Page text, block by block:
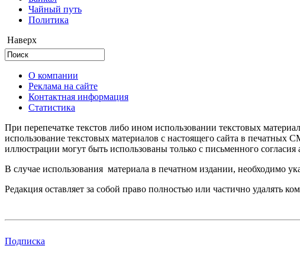
Чайный путь
Политика
Наверх
О компании
Реклама на сайте
Контактная информация
Статистика
При перепечатке текстов либо ином использовании текстовых
использование текстовых материалов с настоящего сайта в
иллюстрации могут быть использованы только с письменного
В случае использования материала в печатном издании, необходимо
Редакция оставляет за собой право полностью или частично удалять
Подписка